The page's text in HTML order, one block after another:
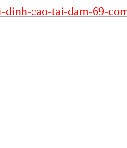
cao-tai-dam-69-